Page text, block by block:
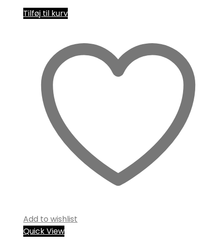
Tilføj til kurv
Add to wishlist
Quick View